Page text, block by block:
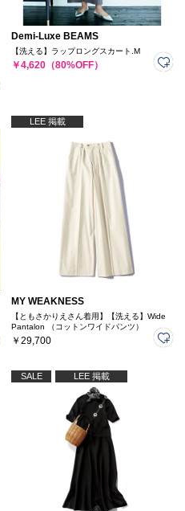
Demi-Luxe BEAMS
【洗える】ラップロングスカート.M
￥4,620（80%OFF）
LEE 掲載
MY WEAKNESS
【ともさかりえさん着用】【洗える】Wide
Pantalon （コットンワイドパンツ）
￥29,700
SALE LEE 掲載